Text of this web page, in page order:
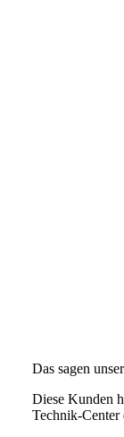
Das sagen
Diese Kunden
Technik-Center